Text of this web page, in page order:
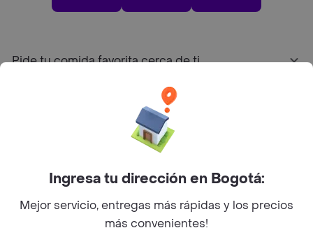
Pide tu comida favorita cerca de ti
Sobre Rappi
Ingresa tu dirección en Bogotá:
Mejor servicio, entregas más rápidas y los precios
más convenientes!